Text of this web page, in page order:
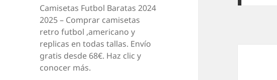
Camisetas Futbol Baratas 2024
2025 – Comprar camisetas
retro futbol ,americano y
replicas en todas tallas. Envío
gratis desde 68€. Haz clic y
conocer más.